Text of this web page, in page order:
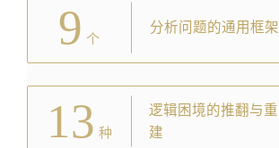
9 个
分析问题的通用框架
13 种
逻辑困境的推翻与重
建